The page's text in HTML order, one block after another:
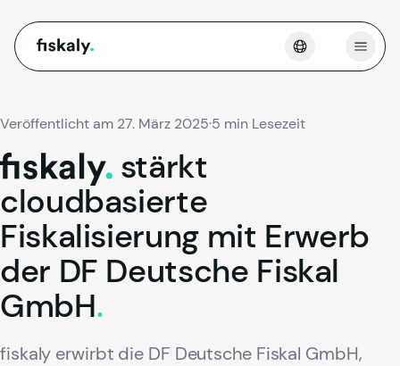
fiskaly. Menü
Veröffentlicht am 27. März 2025·5 min Lesezeit
fiskaly. stärkt
cloudbasierte
Fiskalisierung mit Erwerb
der DF Deutsche Fiskal
GmbH.
fiskaly erwirbt die DF Deutsche Fiskal GmbH,